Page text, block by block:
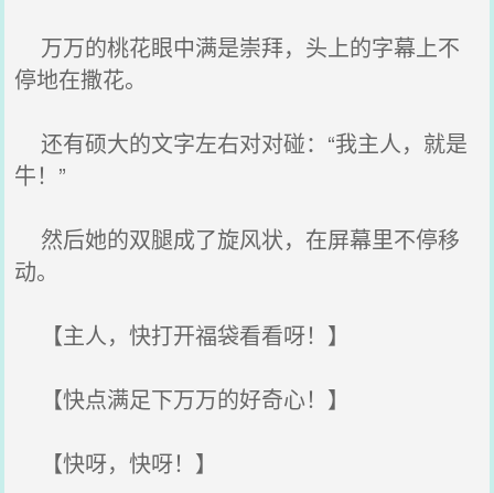
万万的桃花眼中满是崇拜，头上的字幕上不
停地在撒花。
还有硕大的文字左右对对碰：“我主人，就是
牛！”
然后她的双腿成了旋风状，在屏幕里不停移
动。
【主人，快打开福袋看看呀！】
【快点满足下万万的好奇心！】
【快呀，快呀！】